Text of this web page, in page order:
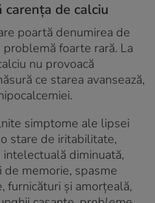
de calciu
poartă denumirea de
problemă foarte rară. La
nu provoacă
ce starea avansează,
simptome ale lipsei
stare de iritabilitate,
diminuată,
de memorie, spasme
furnicături și amorțeală,